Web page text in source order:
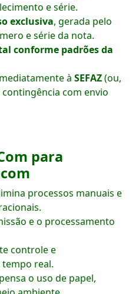
e série.
exclusiva, gerada pelo
e série da nota.
conforme padrões da
à SEFAZ(ou,
com envio
para
processos manuais e
e o processamento
controle e
real.
o uso de papel,